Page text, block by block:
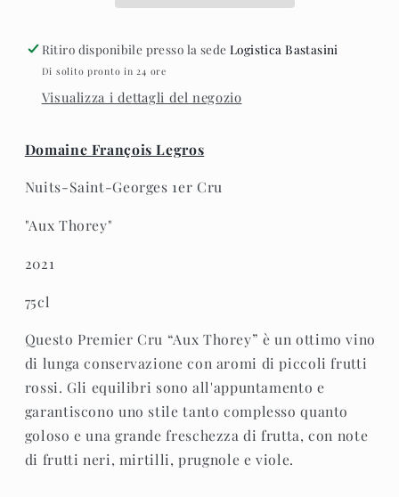
&quot;Aux
Thorey&quot;
2021
&quot;Aux
Thorey&quot;
2021
Ritiro disponibile presso la sede Logistica Bastasini
Di solito pronto in 24 ore
Visualizza i dettagli del negozio
Domaine François Legros
Nuits-Saint-Georges 1er Cru
"Aux Thorey"
2021
75cl
Questo Premier Cru “Aux Thorey” è un ottimo vino
di lunga conservazione con aromi di piccoli frutti
rossi. Gli equilibri sono all'appuntamento e
garantiscono uno stile tanto complesso quanto
goloso e una grande freschezza di frutta, con note
di frutti neri, mirtilli, prugnole e viole.